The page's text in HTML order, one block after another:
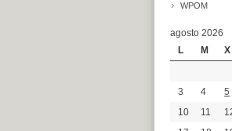
WPOM
agosto 2026
L
M X
3
4 5
10
11